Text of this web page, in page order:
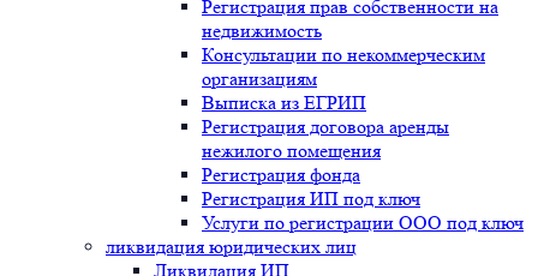
Регистрация прав собственности на
недвижимость
Консультации по некоммерческим
организациям
Выписка из ЕГРИП
Регистрация договора аренды
нежилого помещения
Регистрация фонда
Регистрация ИП под ключ
Услуги по регистрации ООО под ключ
ликвидация юридических лиц
Ликвидация ИП